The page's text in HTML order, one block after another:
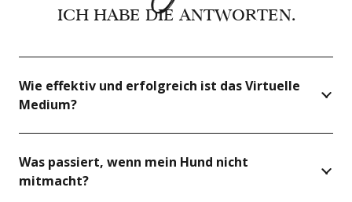
ICH HABE DIE ANTWORTEN.
Wie effektiv und erfolgreich ist das Virtuelle
Medium?
Was passiert, wenn mein Hund nicht
mitmacht?